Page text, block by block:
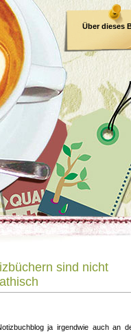
Über dieses
sind nicht
ja irgendwie auch an